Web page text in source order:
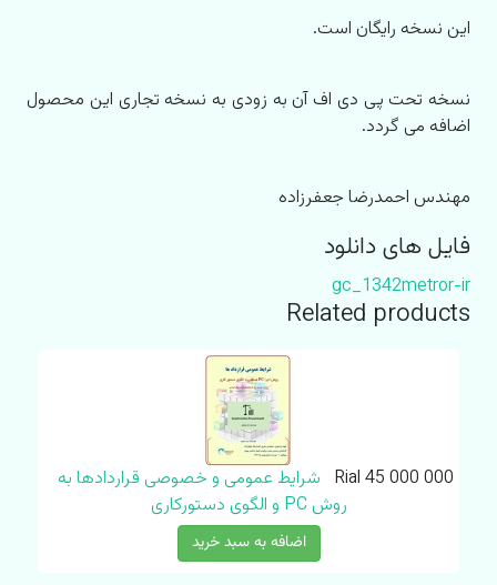
این نسخه رایگان است.
نسخه تحت پی دی اف آن به زودی به نسخه تجاری این محصول
اضافه می گردد.
مهندس احمدرضا جعفرزاده
فایل های دانلود
gc_1342metror-ir
Related products
Rial 45 000 000 شرایط عمومی و خصوصی قراردادها به
روش PC و الگوی دستورکاری
اضافه به سبد خرید